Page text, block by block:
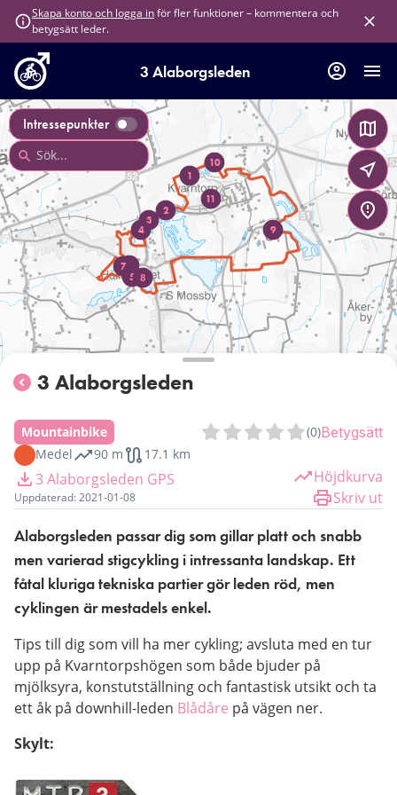
Skapa konto och logga inför fler funktioner – kommentera och
betygsätt leder.
3 Alaborgsleden
Intressepunkter
1
2
3
4
5
6
7
8
9
10
11
3 Alaborgsleden
Mountainbike (0)Betygsätt
Medel 90 m 17.1 km
3 Alaborgsleden GPS
Uppdaterad:2021-01-08
Höjdkurva
Skriv ut
Alaborgsleden passar dig som gillar platt och snabb
men varierad stigcykling i intressanta landskap. Ett
fåtal kluriga tekniska partier gör leden röd, men
cyklingen är mestadels enkel.
Tips till dig som vill ha mer cykling; avsluta med en tur
upp på Kvarntorpshögen som både bjuder på
mjölksyra, konstutställning och fantastisk utsikt och ta
ett åk på downhill-leden Blådåre på vägen ner.
Skylt: